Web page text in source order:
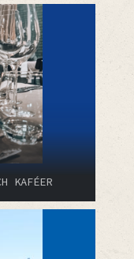
KAFÉER